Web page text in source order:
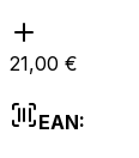
21,00 €
EAN: